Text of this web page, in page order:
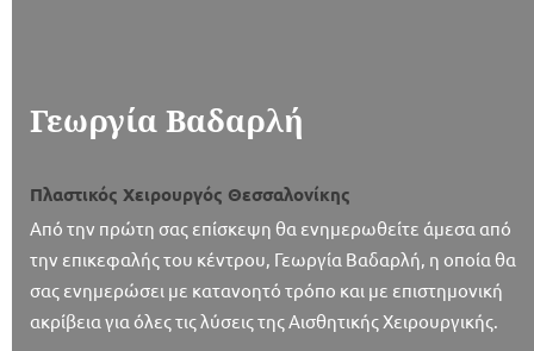
Γεωργία Βαδαρλή
Πλαστικός Χειρουργός Θεσσαλονίκης
Από την πρώτη σας επίσκεψη θα ενημερωθείτε άμεσα από
την επικεφαλής του κέντρου, Γεωργία Βαδαρλή, η οποία θα
σας ενημερώσει με κατανοητό τρόπο και με επιστημονική
ακρίβεια για όλες τις λύσεις της Αισθητικής Χειρουργικής.